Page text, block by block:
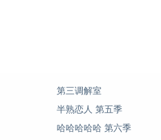
第三调解室
半熟恋人 第五季
哈哈哈哈哈 第六季